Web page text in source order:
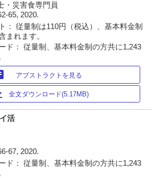
・災害食専門員
65, 2020.
： 従量制は110円（税込）、基本料金制
まれます。
ド： 従量制、基本料金制の方共に1,243
アブストラクトを見る
全文ダウンロード(5.17MB)
活
67, 2020.
ド： 従量制、基本料金制の方共に1,243